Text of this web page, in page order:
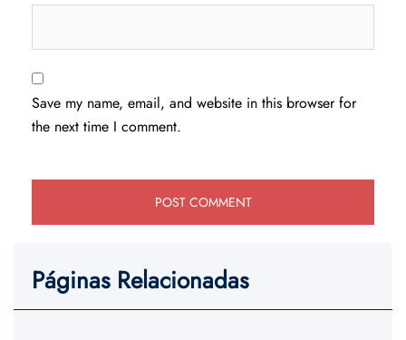
Save my name, email, and website in this browser for
the next time I comment.
Páginas Relacionadas